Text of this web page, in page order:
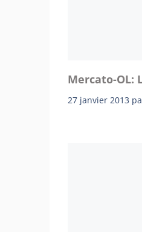
Mercato-OL:
27 janvier 2013